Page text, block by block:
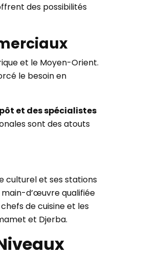
des possibilités
et le Moyen-Orient.
le besoin en
et des spécialistes
sont des atouts
culturel et ses stations
d’œuvre qualifiée
de cuisine et les
et Djerba.